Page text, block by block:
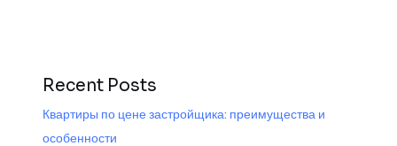
Recent Posts
Квартиры по цене застройщика: преимущества и
особенности